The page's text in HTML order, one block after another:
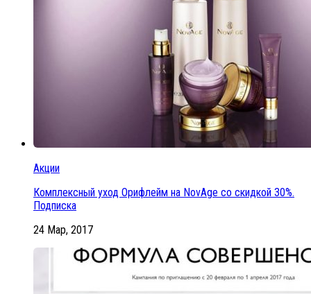
Акции
Комплексный уход Орифлейм на NovAge со скидкой 30%.
Подписка
24 Мар, 2017